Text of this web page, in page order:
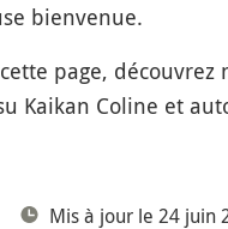
bienvenue.
page, découvrez
Kaikan Coline et
Mis à jour le 24 juin